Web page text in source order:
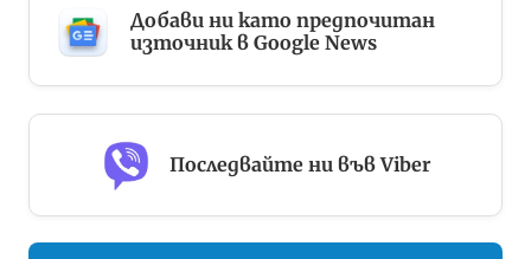
Добави ни като предпочитан
източник в Google News
Последвайте ни във Viber